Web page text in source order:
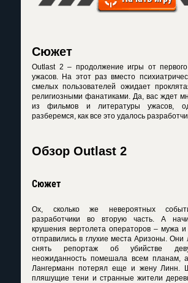
Сюжет
Outlast 2 – продолжение игры от
ужасов. На этот раз вместо
смелых пользователей ожидает
религиозными фанатиками. Да, вас ждет
из фильмов и литературы ужасов,
разберемся, как все это удалось
Обзор Outlast 2
Сюжет
Ох, сколько же невероятных
разработчики во вторую часть. А
крушения вертолета операторов – мужа
отправились в глухие места Аризоны. Они
снять репортаж об убийстве
неожиданность помешала всем планам,
Лангерманн потерял еще и жену Линн.
пляшущие тени и странные жители